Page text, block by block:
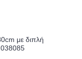
με διπλή
038085